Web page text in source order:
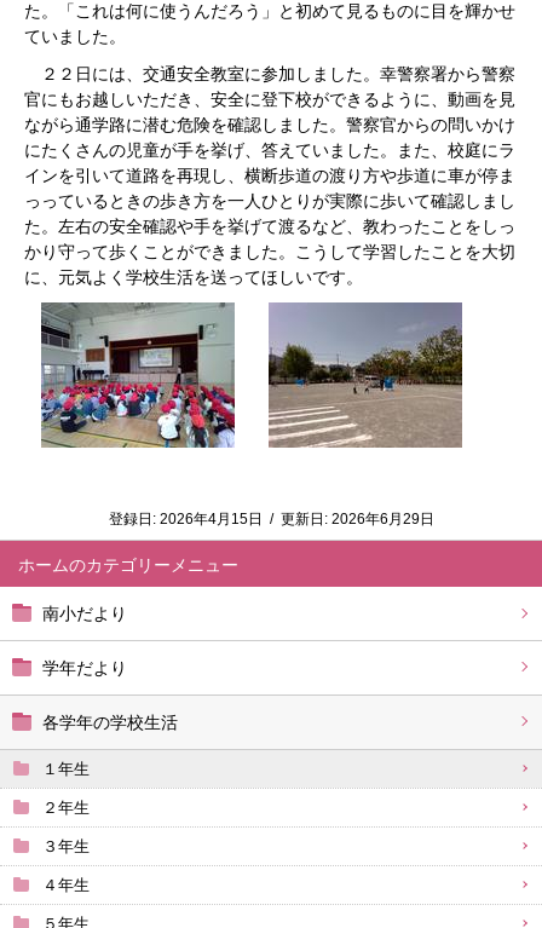
ホーム
南小だより
学年だより
各学年の学校生活
１年生
２年生
３年生
４年生
５年生
た。「これは何に使うんだろう」と初めて見るものに目を輝かせ
ていました。
２２日には、交通安全教室に参加しました。幸警察署から警察
官にもお越しいただき、安全に登下校ができるように、動画を見
ながら通学路に潜む危険を確認しました。警察官からの問いかけ
にたくさんの児童が手を挙げ、答えていました。また、校庭にラ
インを引いて道路を再現し、横断歩道の渡り方や歩道に車が停ま
っっているときの歩き方を一人ひとりが実際に歩いて確認しまし
た。左右の安全確認や手を挙げて渡るなど、教わったことをしっ
かり守って歩くことができました。こうして学習したことを大切
に、元気よく学校生活を送ってほしいです。
登録日: 2026年4月15日 / 更新日: 2026年6月29日